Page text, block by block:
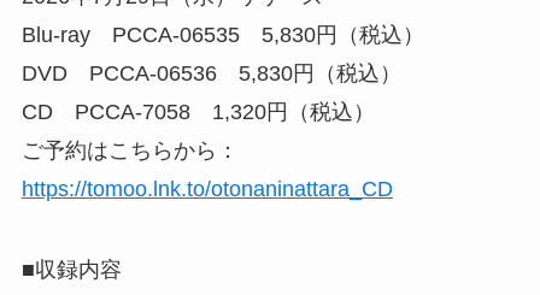
Blu-ray PCCA-06535 5,830円（税込）
DVD PCCA-06536 5,830円（税込）
CD PCCA-7058 1,320円（税込）
ご予約はこちらから：
https://tomoo.lnk.to/otonaninattara_CD
■収録内容